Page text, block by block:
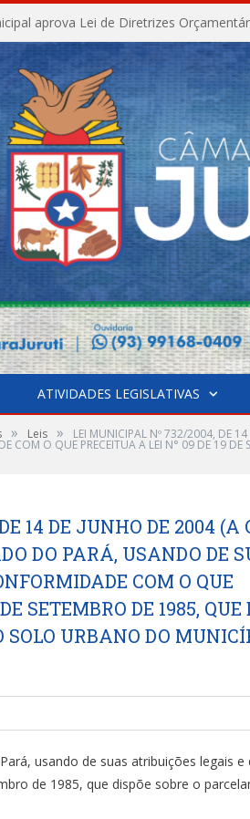
ATIVIDADES LEGISLATIVAS
» Leis » LEI MUNICIPAL Nº 732/2004, DE
COM O QUE PRECEITUA A LEI N° 09 DE 19
14 DE JUNHO DE 2004
DO PARÁ, USANDO DE
COM O QUE
SETEMBRO DE 1985, QUE
SOLO URBANO DO
usando de suas atribuições legais
de 1985, que dispõe sobre o